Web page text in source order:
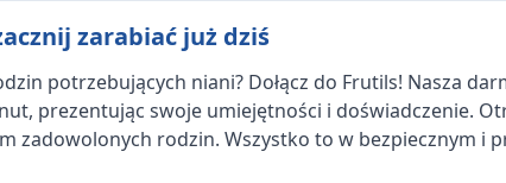
zarabiać już dziś
potrzebujących niani? Dołącz do Frutils! Nasza
prezentując swoje umiejętności i doświadczenie.
zadowolonych rodzin. Wszystko to w bezpiecznym i